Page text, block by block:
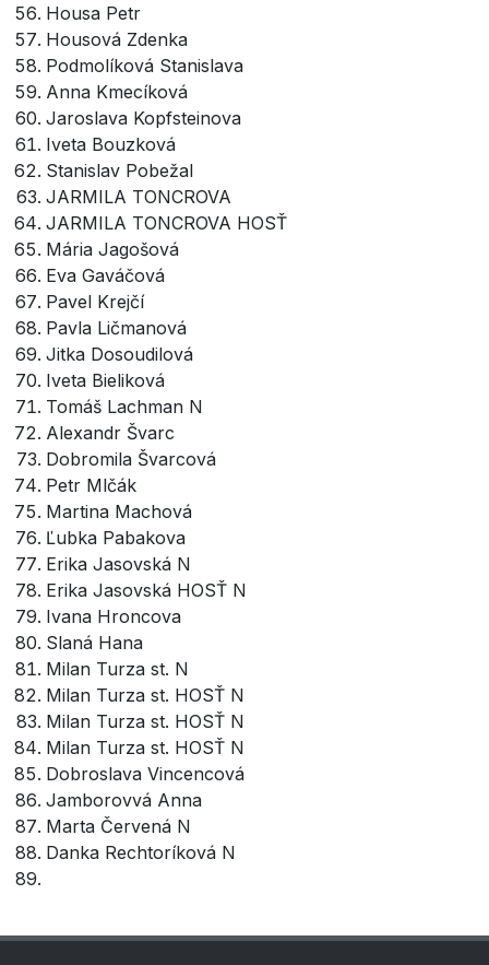
Housa Petr
Housová Zdenka
Podmolíková Stanislava
Anna Kmecíková
Jaroslava Kopfsteinova
Iveta Bouzková
Stanislav Pobežal
JARMILA TONCROVA
JARMILA TONCROVA HOSŤ
Mária Jagošová
Eva Gaváčová
Pavel Krejčí
Pavla Ličmanová
Jitka Dosoudilová
Iveta Bieliková
Tomáš Lachman N
Alexandr Švarc
Dobromila Švarcová
Petr Mlčák
Martina Machová
Ľubka Pabakova
Erika Jasovská N
Erika Jasovská HOSŤ N
Ivana Hroncova
Slaná Hana
Milan Turza st. N
Milan Turza st. HOSŤ N
Milan Turza st. HOSŤ N
Milan Turza st. HOSŤ N
Dobroslava Vincencová
Jamborovvá Anna
Marta Červená N
Danka Rechtoríková N